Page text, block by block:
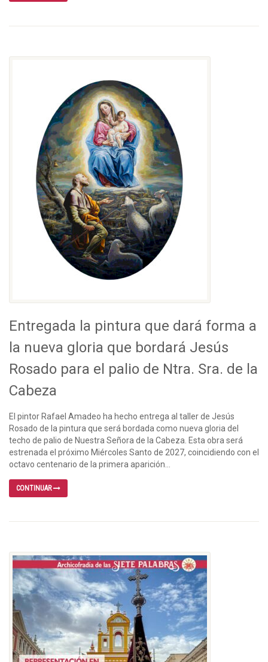
Entregada la pintura que dará forma a
la nueva gloria que bordará Jesús
Rosado para el palio de Ntra. Sra. de la
Cabeza
El pintor Rafael Amadeo ha hecho entrega al taller de Jesús
Rosado de la pintura que será bordada como nueva gloria del
techo de palio de Nuestra Señora de la Cabeza. Esta obra será
estrenada el próximo Miércoles Santo de 2027, coincidiendo con el
octavo centenario de la primera aparición...
CONTINUAR